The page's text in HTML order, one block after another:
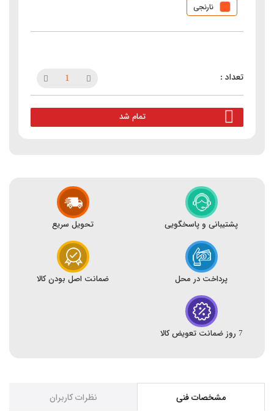
نارنجی
تمام شد
پشتیبانی و پاسخگویی تحویل سریع
پرداخت در محل ضمانت اصل بودن کالا
7 روز ضمانت تعویض کالا
مشخصات فنی نظرات کاربران